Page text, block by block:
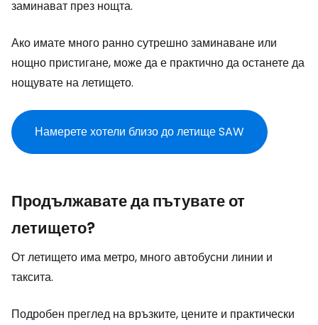
заминават през нощта.
Ако имате много ранно сутрешно заминаване или
нощно пристигане, може да е практично да останете да
нощувате на летището.
Намерете хотели близо до летище SAW
Продължавате да пътувате от
летището?
От летището има метро, много автобусни линии и
таксита.
Подробен преглед на връзките, цените и практически